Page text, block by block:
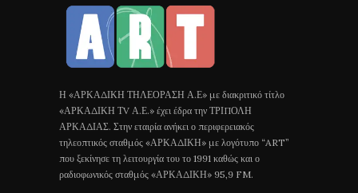
Η «ΑΡΚΑΔΙΚΗ ΤΗΛΕΟΡΑΣΗ Α.Ε» με διακριτικό τίτλο
«ΑΡΚΑΔΙΚΗ ΤV Α.Ε.» έχει έδρα την ΤΡΙΠΟΛΗ
ΑΡΚΑΔΙΑΣ. Στην εταιρία ανήκει ο περιφερειακός
τηλεοπτικός σταθμός «ΑΡΚΑΔΙΚΗ» με λογότυπο “ART”
που ξεκίνησε τη λειτουργία του το 1991 καθώς και ο
ραδιοφωνικός σταθμός «ΑΡΚΑΔΙΚΗ» 95,9 FM.